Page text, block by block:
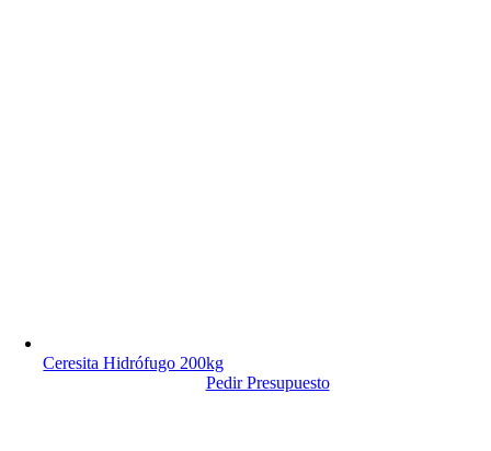
Ceresita Hidrófugo 200kg
Pedir Presupuesto